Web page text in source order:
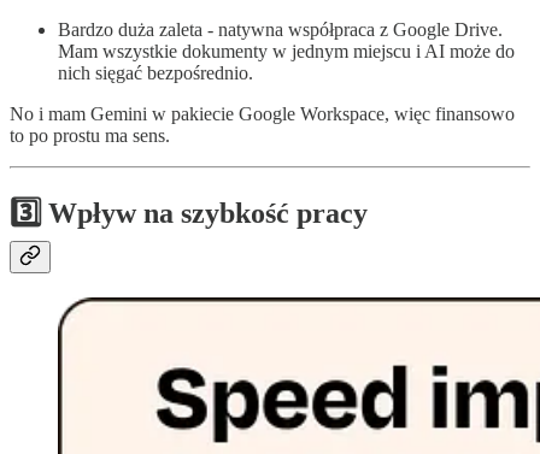
Bardzo duża zaleta - natywna współpraca z Google Drive.
Mam wszystkie dokumenty w jednym miejscu i AI może do
nich sięgać bezpośrednio.
No i mam Gemini w pakiecie Google Workspace, więc finansowo
to po prostu ma sens.
3️⃣ Wpływ na szybkość pracy